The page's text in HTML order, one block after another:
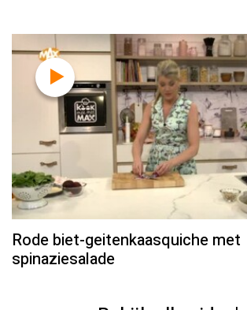
Rode biet-geitenkaasquiche met
spinaziesalade